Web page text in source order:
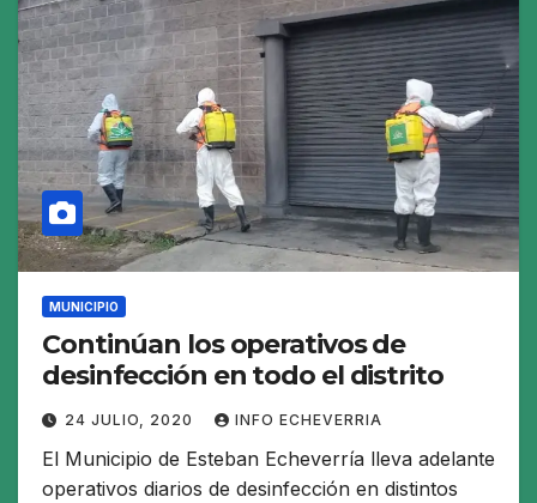
MUNICIPIO
Continúan los operativos de
desinfección en todo el distrito
24 JULIO, 2020 INFO ECHEVERRIA
El Municipio de Esteban Echeverría lleva adelante
operativos diarios de desinfección en distintos